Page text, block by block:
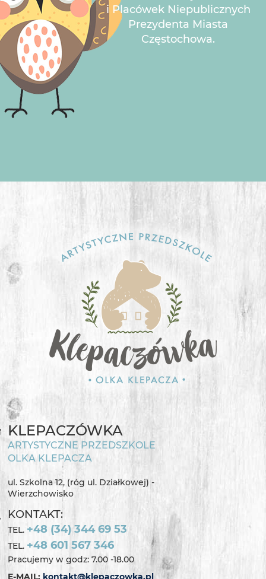
i Placówek Niepublicznych
Prezydenta Miasta
Częstochowa.
KLEPACZÓWKA
ARTYSTYCZNE PRZEDSZKOLE
OLKA KLEPACZA
ul. Szkolna 12, (róg ul. Działkowej) -
Wierzchowisko
KONTAKT:
TEL. +48 (34) 344 69 53
TEL. +48 601 567 346
Pracujemy w godz: 7.00 -18.00
E-MAIL: kontakt@klepaczowka.pl